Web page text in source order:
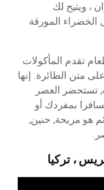
، ويتيح لك
الخضراء المورقة
تقدم المأكولات
متن الطائرة. إنها
تستحضر العصر
بمفردك أو
هو مريحة, حنين,